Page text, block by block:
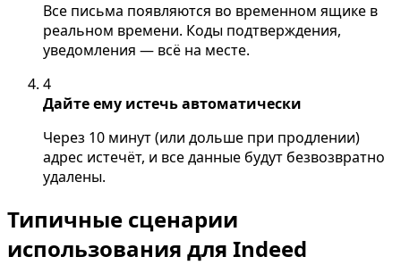
Все письма появляются во временном ящике в
реальном времени. Коды подтверждения,
уведомления — всё на месте.
4
Дайте ему истечь автоматически
Через 10 минут (или дольше при продлении)
адрес истечёт, и все данные будут безвозвратно
удалены.
Типичные сценарии
использования для Indeed